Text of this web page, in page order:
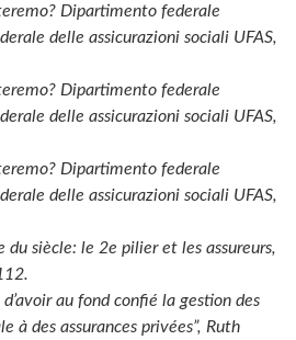
Dipartimento federale
delle assicurazioni sociali UFAS,
Dipartimento federale
delle assicurazioni sociali UFAS,
Dipartimento federale
delle assicurazioni sociali UFAS,
du siècle: le 2e pilier et les assureurs,
au fond confié la gestion des
à des assurances privées”, Ruth